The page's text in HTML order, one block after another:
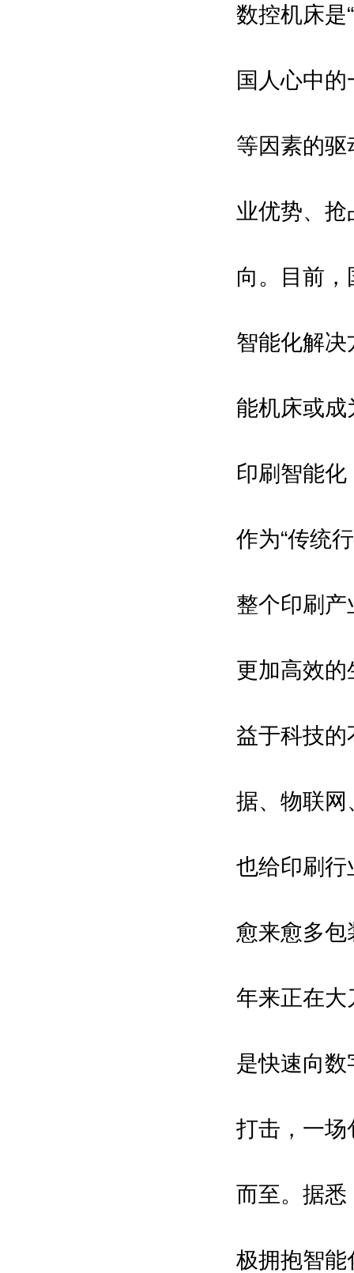
数控机床是
国人心中
等因素的
业优势、
向。目前
智能化解
能机床或成
印刷智能化
作为“传统
整个印刷
更加高效
益于科技的
据、物联网
也给印刷行
愈来愈多包
年来正在大
是快速向
打击，一
而至。据悉
极拥抱智能